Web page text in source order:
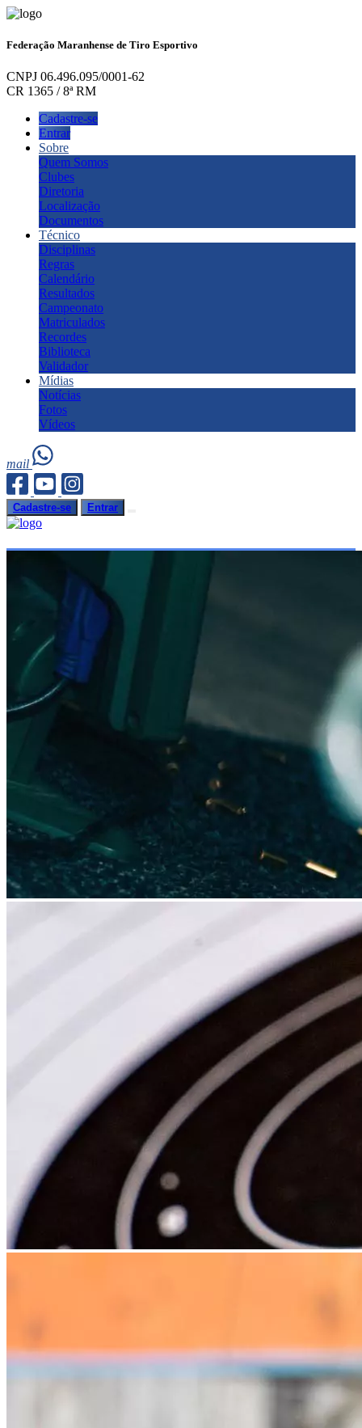
Federação Maranhense de Tiro Esportivo
CNPJ 06.496.095/0001-62
CR 1365 / 8ª RM
Cadastre-se
Entrar
Sobre
Quem Somos
Clubes
Diretoria
Localização
Documentos
Técnico
Disciplinas
Regras
Calendário
Resultados
Campeonato
Matriculados
Recordes
Biblioteca
Validador
Mídias
Notícias
Fotos
Vídeos
mail
Cadastre-se Entrar